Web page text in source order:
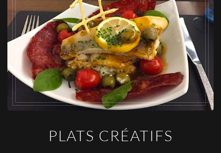
PLATS CRÉATIFS